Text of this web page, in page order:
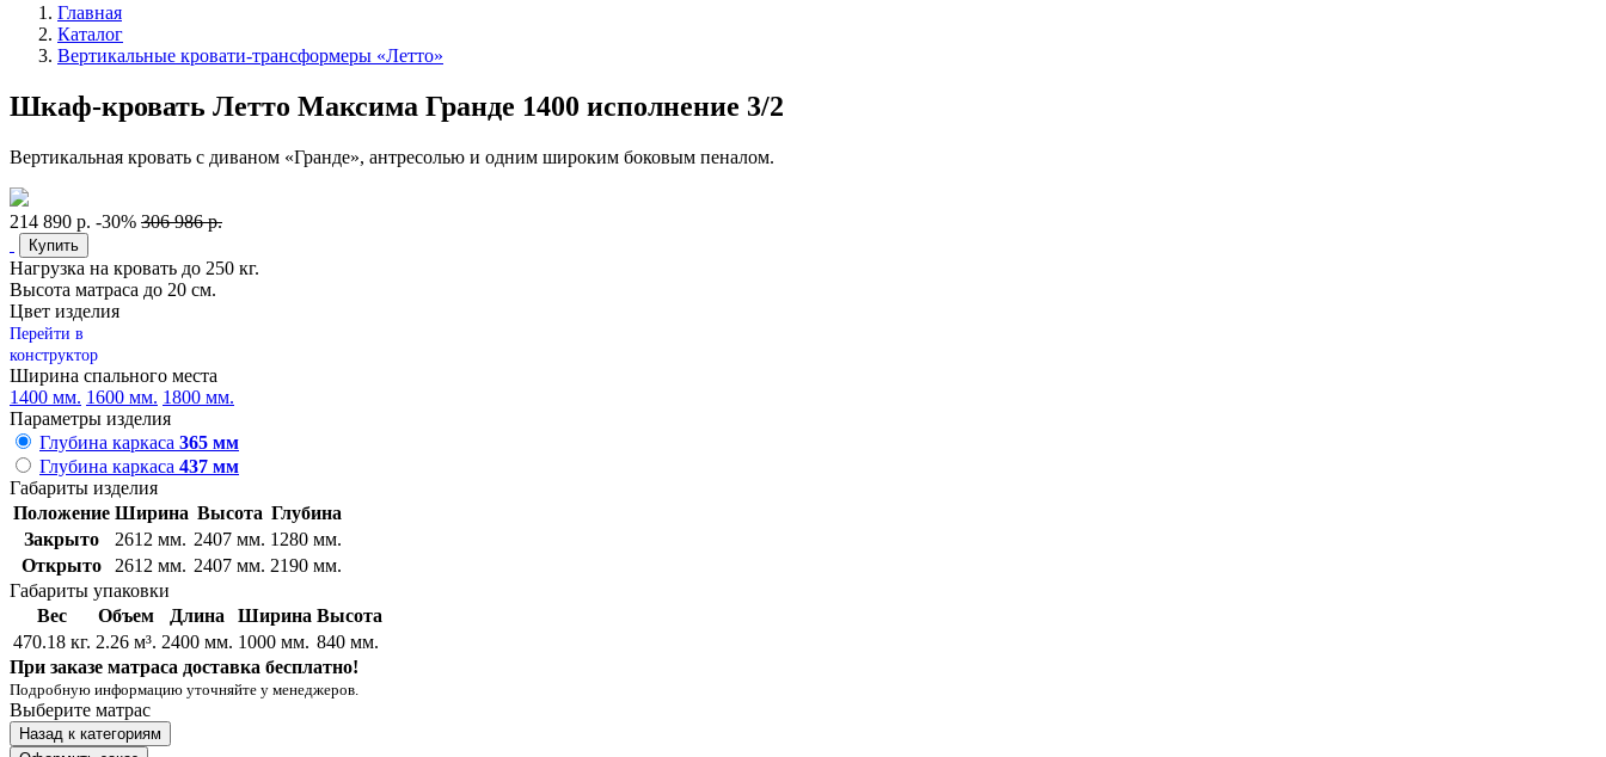
Главная
Каталог
Вертикальные кровати-трансформеры «Летто»
Шкаф-кровать Летто Максима Гранде 1400 исполнение 3/2
Вертикальная кровать с диваном «Гранде», антресолью и одним широким боковым пеналом.
214 890 р. -30% 306 986 р.
Купить
Нагрузка на кровать до 250 кг.
Высота матраса до 20 см.
Цвет изделия
Перейти в
конструктор
Ширина спального места
1400 мм. 1600 мм. 1800 мм.
Параметры изделия
Глубина каркаса 365 мм
Глубина каркаса 437 мм
Габариты изделия
Положение Ширина Высота Глубина
Закрыто
2612 мм. 2407 мм. 1280 мм.
Открыто
2612 мм. 2407 мм. 2190 мм.
Габариты упаковки
Вес
Объем Длина Ширина Высота
470.18 кг. 2.26 м³. 2400 мм. 1000 мм. 840 мм.
При заказе матраса доставка бесплатно!
Подробную информацию уточняйте у менеджеров.
Выберите матрас
Назад к категориям